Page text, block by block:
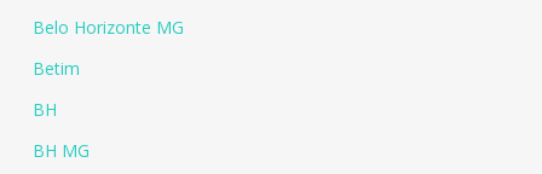
Belo Horizonte MG
Betim
BH
BH MG